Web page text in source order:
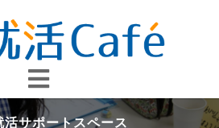
活サポートスペース